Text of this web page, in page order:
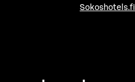
Sokoshotels.fi